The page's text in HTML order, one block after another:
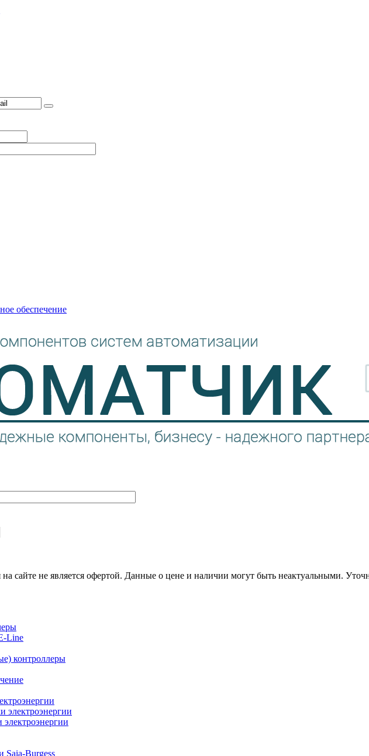
обеспечение
сайте не является офертой. Данные о цене и наличии могут быть неактуальными.
Line
контроллеры
электроэнергии
электроэнергии
Saia-Burgess